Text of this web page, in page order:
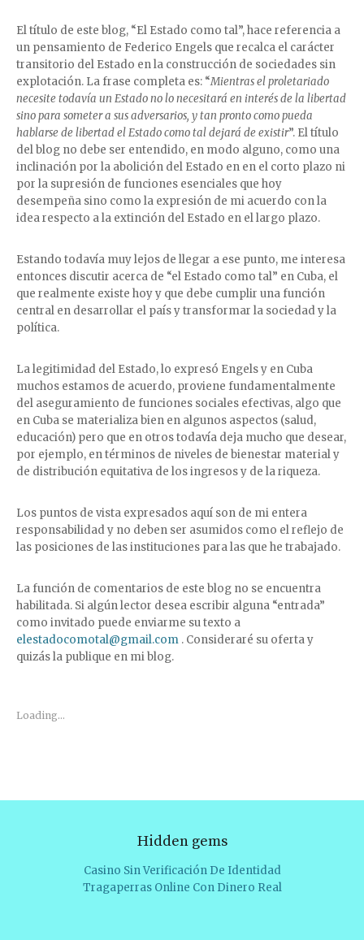
El título de este blog, “El Estado como tal”, hace referencia a
un pensamiento de Federico Engels que recalca el carácter
transitorio del Estado en la construcción de sociedades sin
explotación. La frase completa es: “Mientras el proletariado
necesite todavía un Estado no lo necesitará en interés de la libertad
sino para someter a sus adversarios, y tan pronto como pueda
hablarse de libertad el Estado como tal dejará de existir”. El título
del blog no debe ser entendido, en modo alguno, como una
inclinación por la abolición del Estado en en el corto plazo ni
por la supresión de funciones esenciales que hoy
desempeña sino como la expresión de mi acuerdo con la
idea respecto a la extinción del Estado en el largo plazo.
Estando todavía muy lejos de llegar a ese punto, me interesa
entonces discutir acerca de “el Estado como tal” en Cuba, el
que realmente existe hoy y que debe cumplir una función
central en desarrollar el país y transformar la sociedad y la
política.
La legitimidad del Estado, lo expresó Engels y en Cuba
muchos estamos de acuerdo, proviene fundamentalmente
del aseguramiento de funciones sociales efectivas, algo que
en Cuba se materializa bien en algunos aspectos (salud,
educación) pero que en otros todavía deja mucho que desear,
por ejemplo, en términos de niveles de bienestar material y
de distribución equitativa de los ingresos y de la riqueza.
Los puntos de vista expresados aquí son de mi entera
responsabilidad y no deben ser asumidos como el reflejo de
las posiciones de las instituciones para las que he trabajado.
La función de comentarios de este blog no se encuentra
habilitada. Si algún lector desea escribir alguna “entrada”
como invitado puede enviarme su texto a
elestadocomotal@gmail.com . Consideraré su oferta y
quizás la publique en mi blog.
Loading...
Hidden gems
Casino Sin Verificación De Identidad
Tragaperras Online Con Dinero Real